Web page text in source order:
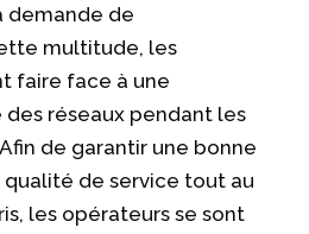
demande de
multitude, les
faire face à une
des réseaux pendant les
de garantir une bonne
de service tout au
les opérateurs se sont